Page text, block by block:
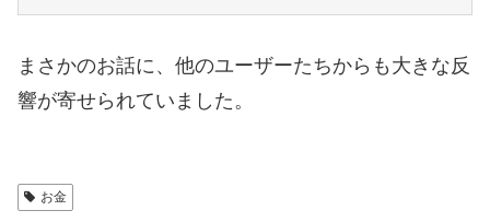
まさかのお話に、他のユーザーたちからも大きな反
響が寄せられていました。
お金